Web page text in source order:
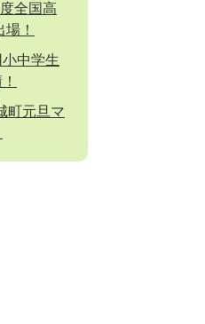
全国高
！
中学生
町元旦マ